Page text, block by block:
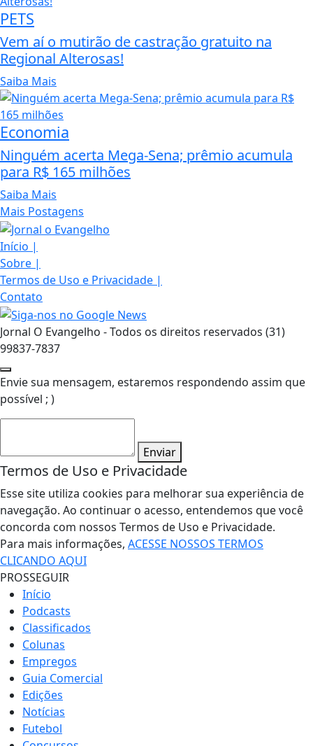
PETS
Vem aí o mutirão de castração gratuito na
Regional Alterosas!
Saiba Mais
Economia
Ninguém acerta Mega-Sena; prêmio acumula
para R$ 165 milhões
Saiba Mais
Mais Postagens
Início |
Sobre |
Termos de Uso e Privacidade |
Contato
Jornal O Evangelho - Todos os direitos reservados (31)
99837-7837
Envie sua mensagem, estaremos respondendo assim que
possível ; )
Enviar
Termos de Uso e Privacidade
Esse site utiliza cookies para melhorar sua experiência de
navegação. Ao continuar o acesso, entendemos que você
concorda com nossos Termos de Uso e Privacidade.
Para mais informações, ACESSE NOSSOS TERMOS
CLICANDO AQUI
PROSSEGUIR
Início
Podcasts
Classificados
Colunas
Empregos
Guia Comercial
Edições
Notícias
Futebol